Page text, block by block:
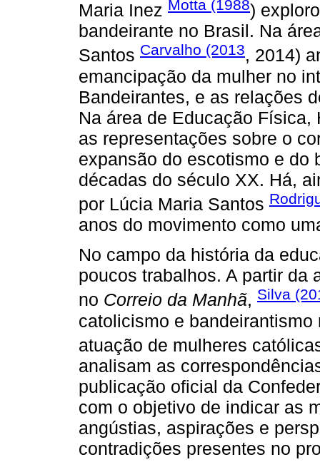
Maria Inez Motta (1988)
bandeirante no Brasil. Na
Santos Carvalho (2013, 2014)
emancipação da mulher no
Bandeirantes, e as relações
Na área de Educação Física,
as representações sobre o
expansão do escotismo e do
décadas do século XX. Há,
por Lúcia Maria Santos
anos do movimento como
No campo da história da
poucos trabalhos. A partir da
no Correio da Manhã, Silva
catolicismo e
atuação de mulheres
analisam as
publicação oficial da
com o objetivo de indicar as
angústias, aspirações e
contradições presentes no